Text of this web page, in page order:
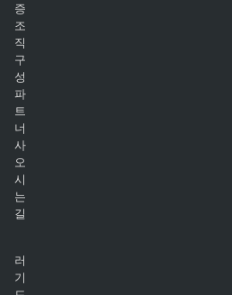
증
조
직
구
성
파
트
너
사
오
시
는
길
러
기